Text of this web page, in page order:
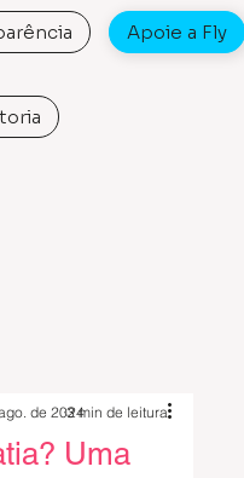
Apoie a Fly
Uma
de 20243 min de leitura